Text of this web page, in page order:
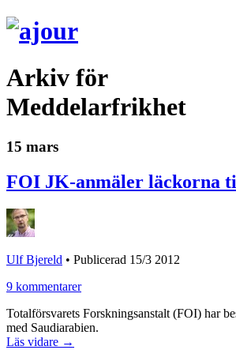
Arkiv för
Meddelarfrikhet
15 mars
FOI JK-anmäler läckorna
Ulf Bjereld • Publicerad 15/3 2012
9 kommentarer
Totalförsvarets Forskningsanstalt (FOI) har
med Saudiarabien.
Läs vidare →